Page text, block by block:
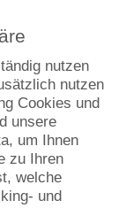
nutzen
nutzen
Cookies und
unsere
um Ihnen
zu Ihren
welche
und